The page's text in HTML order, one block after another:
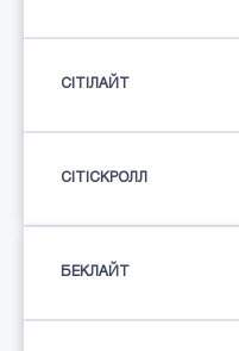
СIТIЛАЙТ
СІТІСКРОЛЛ
БЕКЛАЙТ